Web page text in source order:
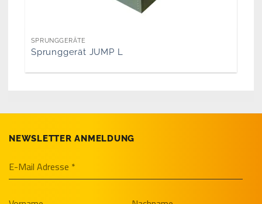
SPRUNGGERÄTE
Sprunggerät JUMP L
NEWSLETTER ANMELDUNG